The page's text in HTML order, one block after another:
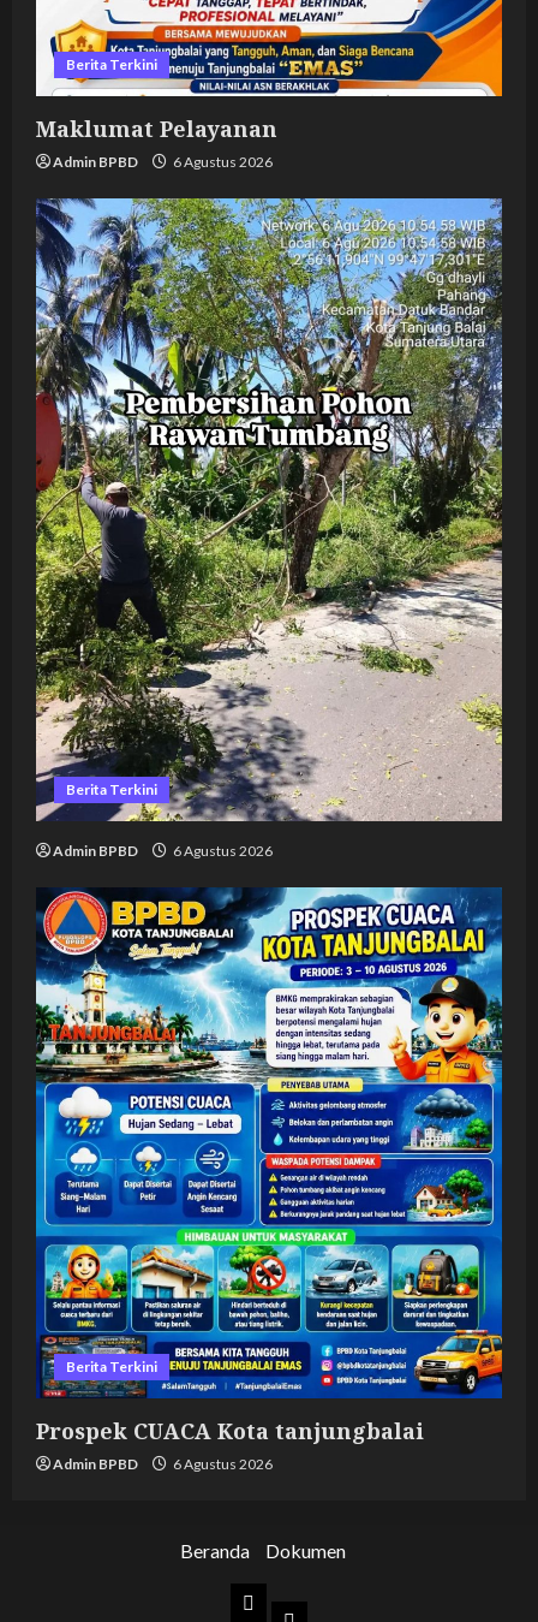
Berita Terkini
Maklumat Pelayanan
Admin BPBD 6 Agustus 2026
Berita Terkini
Admin BPBD 6 Agustus 2026
Berita Terkini
Prospek CUACA Kota tanjungbalai
Admin BPBD 6 Agustus 2026
Beranda Dokumen
Beranda
Dokumen